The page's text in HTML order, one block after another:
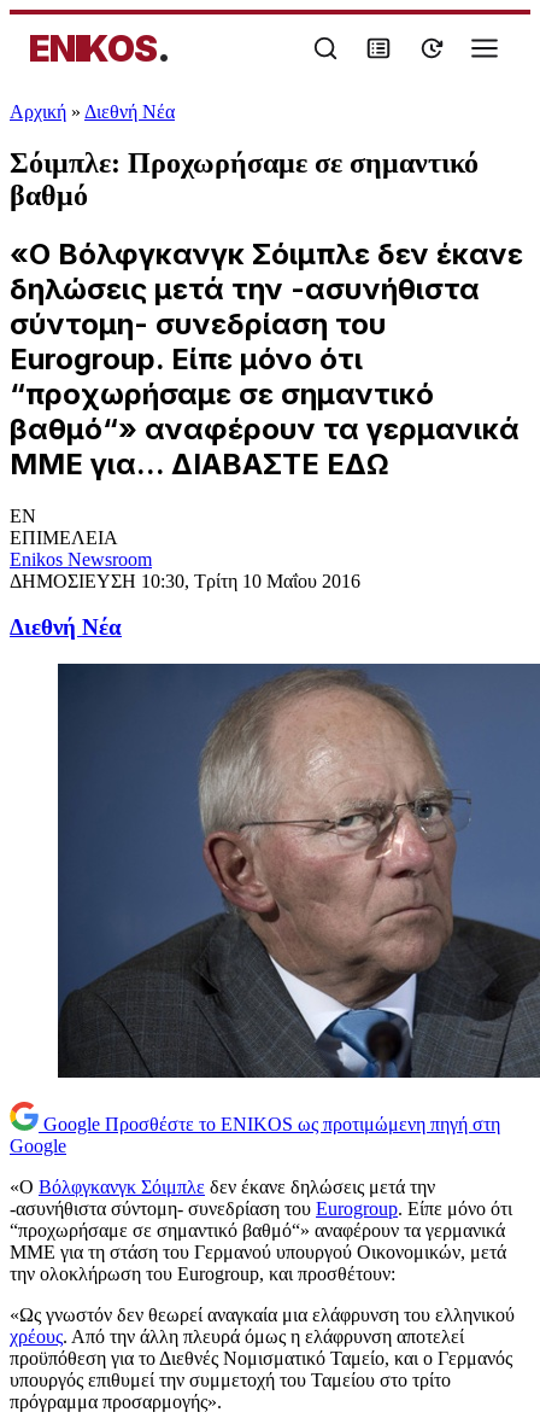
ENIKOS.
Αρχική » Διεθνή Νέα
Σόιμπλε: Προχωρήσαμε σε σημαντικό
βαθμό
«Ο Βόλφγκανγκ Σόιμπλε δεν έκανε
δηλώσεις μετά την -ασυνήθιστα
σύντομη- συνεδρίαση του
Eurogroup. Είπε μόνο ότι
“προχωρήσαμε σε σημαντικό
βαθμό“» αναφέρουν τα γερμανικά
ΜΜΕ για... ΔΙΑΒΑΣΤΕ ΕΔΩ
EN
ΕΠΙΜΕΛΕΙΑ
Enikos Newsroom
ΔΗΜΟΣΙΕΥΣΗ 10:30, Τρίτη 10 Μαΐου 2016
Διεθνή Νέα
Google Προσθέστε το ENIKOS ως προτιμώμενη πηγή στη
Google
«Ο Βόλφγκανγκ Σόιμπλε δεν έκανε δηλώσεις μετά την
-ασυνήθιστα σύντομη- συνεδρίαση του Eurogroup. Είπε μόνο ότι
“προχωρήσαμε σε σημαντικό βαθμό“» αναφέρουν τα γερμανικά
ΜΜΕ για τη στάση του Γερμανού υπουργού Οικονομικών, μετά
την ολοκλήρωση του Eurogroup, και προσθέτουν:
«Ως γνωστόν δεν θεωρεί αναγκαία μια ελάφρυνση του ελληνικού
χρέους. Από την άλλη πλευρά όμως η ελάφρυνση αποτελεί
προϋπόθεση για το Διεθνές Νομισματικό Ταμείο, και ο Γερμανός
υπουργός επιθυμεί την συμμετοχή του Ταμείου στο τρίτο
πρόγραμμα προσαρμογής».